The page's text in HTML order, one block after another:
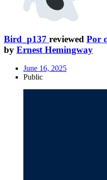
Bird_p137 reviewed Por
by Ernest Hemingway
June 16, 2025
Public